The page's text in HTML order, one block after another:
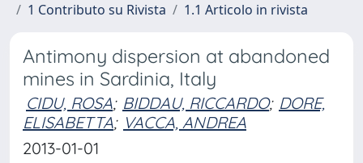
1 Contributo su Rivista
1.1 Articolo in rivista
Antimony dispersion at abandoned
mines in Sardinia, Italy
CIDU, ROSA; BIDDAU, RICCARDO; DORE,
ELISABETTA; VACCA, ANDREA
2013-01-01